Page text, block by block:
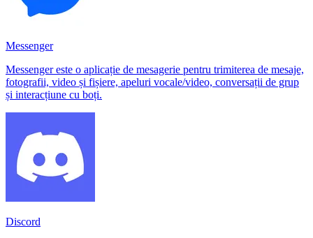
Messenger
Messenger este o aplicație de mesagerie pentru trimiterea de mesaje,
fotografii, video și fișiere, apeluri vocale/video, conversații de grup
și interacțiune cu boți.
Discord